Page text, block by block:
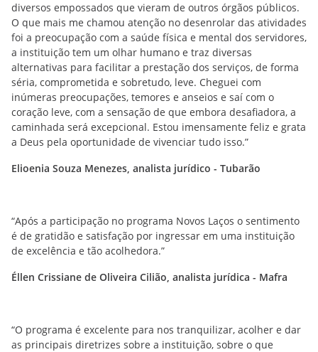
diversos empossados que vieram de outros órgãos públicos.
O que mais me chamou atenção no desenrolar das atividades
foi a preocupação com a saúde física e mental dos servidores,
a instituição tem um olhar humano e traz diversas
alternativas para facilitar a prestação dos serviços, de forma
séria, comprometida e sobretudo, leve. Cheguei com
inúmeras preocupações, temores e anseios e saí com o
coração leve, com a sensação de que embora desafiadora, a
caminhada será excepcional. Estou imensamente feliz e grata
a Deus pela oportunidade de vivenciar tudo isso.”
Elioenia Souza Menezes, analista jurídico - Tubarão
“Após a participação no programa Novos Laços o sentimento
é de gratidão e satisfação por ingressar em uma instituição
de excelência e tão acolhedora.”
Éllen Crissiane de Oliveira Cilião, analista jurídica - Mafra
“O programa é excelente para nos tranquilizar, acolher e dar
as principais diretrizes sobre a instituição, sobre o que